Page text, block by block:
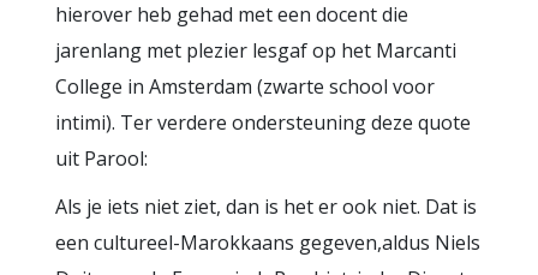
hierover heb gehad met een docent die
jarenlang met plezier lesgaf op het Marcanti
College in Amsterdam (zwarte school voor
intimi). Ter verdere ondersteuning deze quote
uit Parool:
Als je iets niet ziet, dan is het er ook niet. Dat is
een cultureel-Marokkaans gegeven,aldus Niels